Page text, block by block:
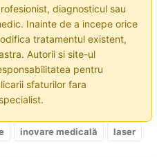
diagnosticul sau
Inainte de a incepe orice
tratamentul existent,
Autorii si site-ul
pentru
sfaturilor fara
inovare medicală
laser